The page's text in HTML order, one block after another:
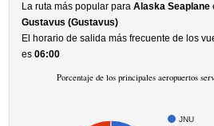
La ruta más popular paraAlaska Seaplane
Gustavus (Gustavus)
El horario de salida más frecuente de los
es06:00
Porcentaje de los principales aeropuertos
JNU